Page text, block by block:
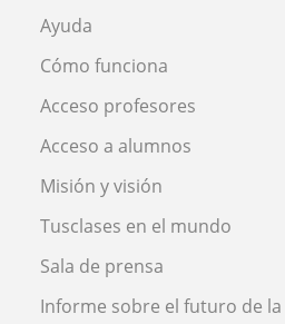
Ayuda
Cómo funciona
Acceso profesores
Acceso a alumnos
Misión y visión
Tusclases en el mundo
Sala de prensa
Informe sobre el futuro de